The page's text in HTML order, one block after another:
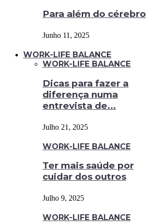
Para além do cérebro
Junho 11, 2025
WORK-LIFE BALANCE
WORK-LIFE BALANCE
Dicas para fazer a
diferença numa
entrevista de...
Julho 21, 2025
WORK-LIFE BALANCE
Ter mais saúde por
cuidar dos outros
Julho 9, 2025
WORK-LIFE BALANCE